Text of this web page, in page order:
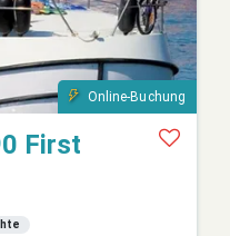
Online-Buchung
First